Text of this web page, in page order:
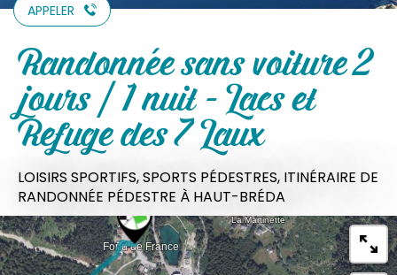
APPELER
Randonnée sans voiture 2
jours / 1 nuit - Lacs et
Refuge des 7 Laux
LOISIRS SPORTIFS,SPORTS PÉDESTRES, ITINÉRAIRE DE
RANDONNÉE PÉDESTRE À HAUT-BRÉDA